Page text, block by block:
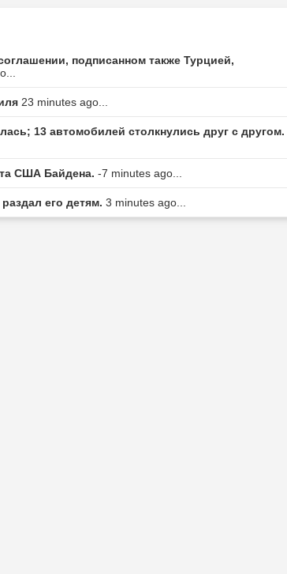
подписанном также Турцией,
23 minutes ago...
13 автомобилей столкнулись друг с другом.
США Байдена. -7 minutes ago...
его детям. 3 minutes ago...